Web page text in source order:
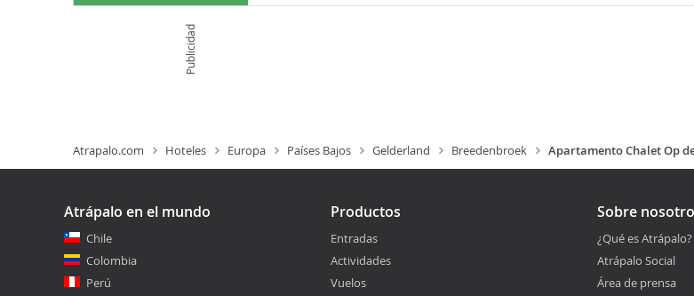
Publicidad
Atrapalo.com Hoteles Europa Países Bajos Gelderland Breedenbroek Apartamento Chalet Op
Atrápalo en el mundo
Chile
Colombia
Perú
Productos
Entradas
Actividades
Vuelos
Sobre
¿Qué es Atrápalo?
Atrápalo Social
Área de prensa